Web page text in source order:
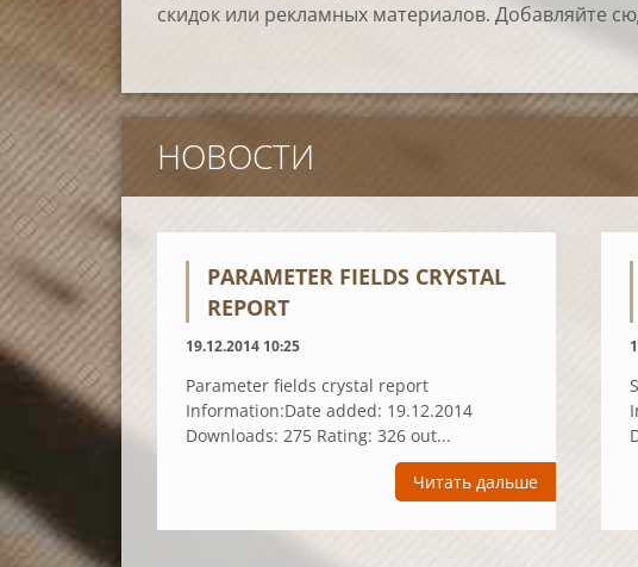
скидок или рекламных материалов. Добавляйте
НОВОСТИ
PARAMETER FIELDS CRYSTAL
REPORT
19.12.2014 10:25
Parameter fields crystal report
Information:Date added: 19.12.2014
Downloads: 275 Rating: 326 out...
Читать дальше